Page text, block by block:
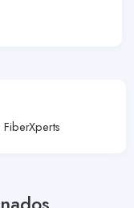
FiberXperts